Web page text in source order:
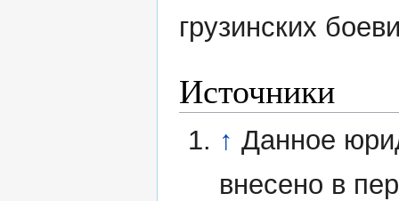
грузинских
Источники
↑ Данное
внесено в